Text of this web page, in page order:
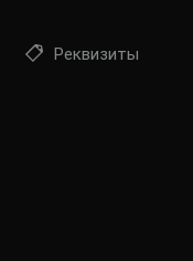
Реквизиты